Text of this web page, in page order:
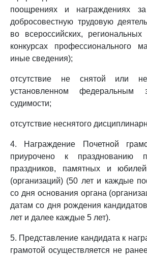
поощрениях и награждениях
добросовестную трудовую
во всероссийских,
конкурсах профессионального
иные сведения);
отсутствие не снятой или
установленном федеральным
судимости;
отсутствие неснятого
4. Награждение Почетной
приурочено к празднованию
праздников, памятных и
(организаций) (50 лет и каждые
со дня основания органа
датам со дня рождения
лет и далее каждые 5 лет).
5. Представление кандидата к
грамотой осуществляется не